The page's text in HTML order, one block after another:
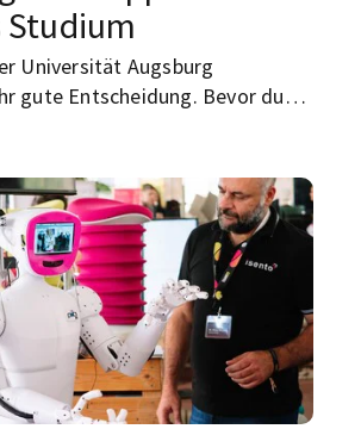
Universität Augsburg
gute Entscheidung. Bevor du
bewerben, online
Antrag unterschreiben,
Semesterbeitrag zahlen,
klären. Hier bekommst du
– ohne Amtsdeutsch, aber mit
die wirklich wichtig sind.